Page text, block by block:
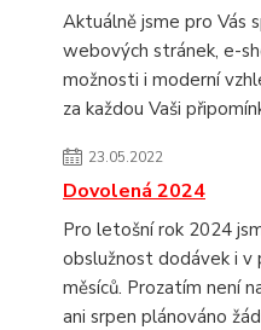
Aktuálně jsme pro Vás
webových stránek, e-
možnosti i moderní
za každou Vaši
23.05.2022
Dovolená 2024
Pro letošní rok 2024
obslužnost dodávek i v
měsíců. Prozatím není
ani srpen plánováno